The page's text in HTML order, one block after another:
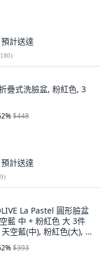
預計送達
180)
疊式洗臉盆, 粉紅色, 3
%$448
預計送達
9)
La Pastel 圓形臉盆
藍 中 + 粉紅色 大 3件
空藍(中), 粉紅色(大), 1
%$393